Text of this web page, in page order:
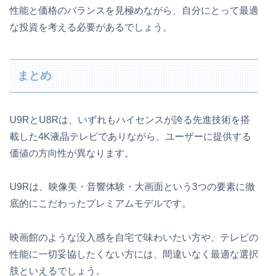
性能と価格のバランスを見極めながら、自分にとって最適
な投資を考える必要があるでしょう。
まとめ
U9RとU8Rは、いずれもハイセンスが誇る先進技術を搭
載した4K液晶テレビでありながら、ユーザーに提供する
価値の方向性が異なります。
U9Rは、映像美・音響体験・大画面という3つの要素に徹
底的にこだわったプレミアムモデルです。
映画館のような没入感を自宅で味わいたい方や、テレビの
性能に一切妥協したくない方には、間違いなく最適な選択
肢といえるでしょう。